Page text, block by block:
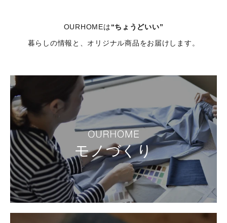
OURHOMEは“ちょうどいい”
暮らしの情報と、オリジナル商品をお届けします。
モノづくり